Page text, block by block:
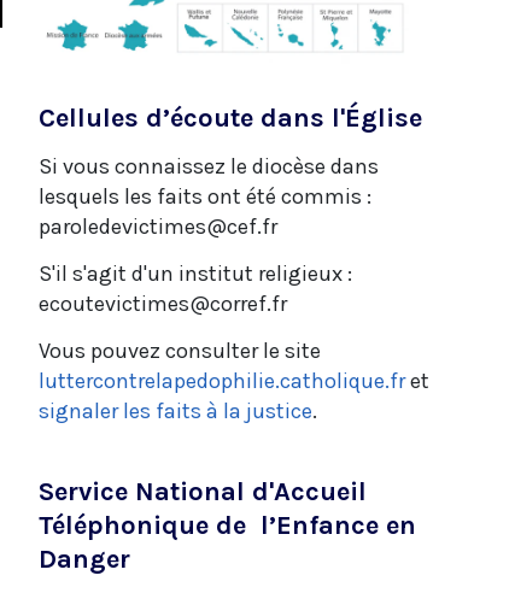
Cellules d’écoute dans l'Église
Si vous connaissez le diocèse dans
lesquels les faits ont été commis :
paroledevictimes@cef.fr
S'il s'agit d'un institut religieux :
ecoutevictimes@corref.fr
Vous pouvez consulter le site
luttercontrelapedophilie.catholique.fret
signaler les faits à la justice.
Service National d'Accueil
Téléphonique de l’Enfance en
Danger